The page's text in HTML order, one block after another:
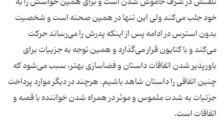
خود جلب می‌کند ولی این تنها در همین صحنه است و شخصیت
بدون استرس در ادامه پس از اینکه پدرش را می‌رساند حرکت
می‌کند و با کتایون قرار می‌گذارد و همین توجه به جزییات برای
باورپذیر شدن اتفاقات داستان و فضاسازی بهتر، سبب می‌شود که
چنین اتفاقی را داستان شاهد باشیم. هرچند در دیگر موارد پرداخت
جزئیات به شدت ملموس و موثر در همراه شدن خواننده با قصه و
اتفاقات است.